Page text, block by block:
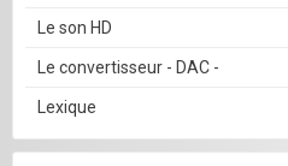
Le son HD
Le convertisseur - DAC -
Lexique